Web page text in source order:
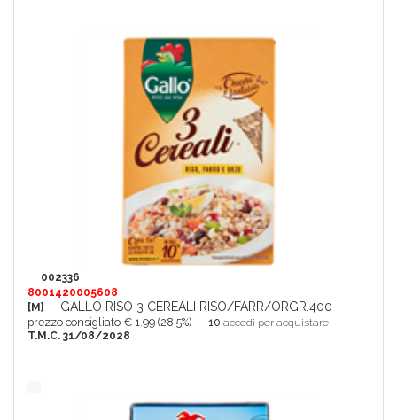
002336
8001420005608
[M]
GALLO RISO 3 CEREALI RISO/FARR/ORGR.400
prezzo consigliato € 1.99 (28.5%) 10 accedi per acquistare
T.M.C. 31/08/2028